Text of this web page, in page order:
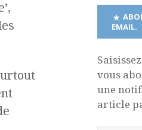
EMAIL.
vous
une
article